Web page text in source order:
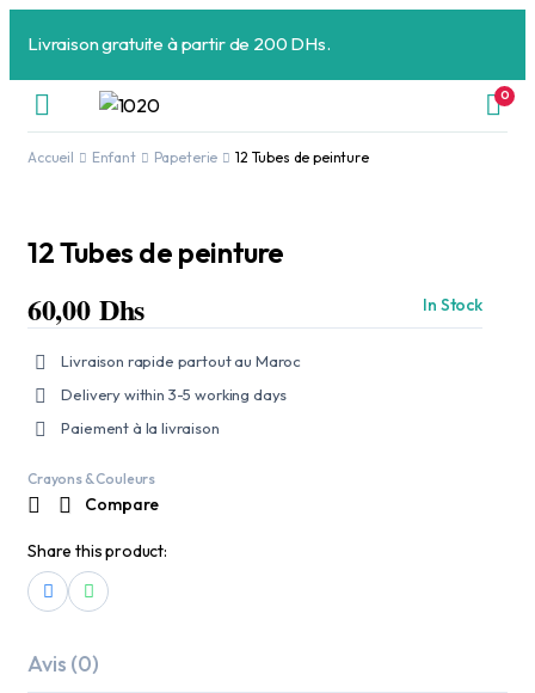
Livraison gratuite à partir de 200 DHs.
0
Accueil Enfant Papeterie 12 Tubes de peinture
12 Tubes de peinture
60,00Dhs In Stock
Livraison rapide partout au Maroc
Delivery within 3-5 working days
Paiement à la livraison
Crayons & Couleurs
Compare
Share this product:
Avis (0)